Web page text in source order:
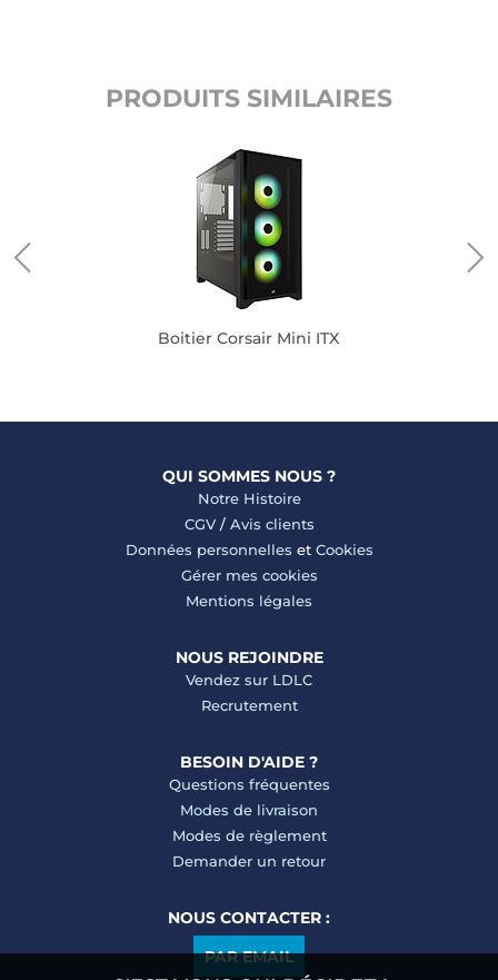
PRODUITS SIMILAIRES
Boitier Corsair Mini ITX
QUI SOMMES NOUS ?
Notre Histoire
CGV/ Avis clients
Données personnelles et Cookies
Gérer mes cookies
Mentions légales
NOUS REJOINDRE
Vendez sur LDLC
Recrutement
BESOIN D'AIDE ?
Questions fréquentes
Modes de livraison
Modes de règlement
Demander un retour
NOUS CONTACTER :
PAR EMAIL